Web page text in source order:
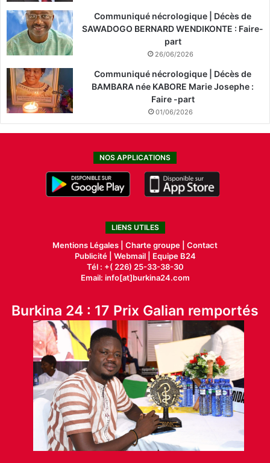
Communiqué nécrologique | Décès de
SAWADOGO BERNARD WENDIKONTE : Faire-
part
26/06/2026
Communiqué nécrologique | Décès de
BAMBARA née KABORE Marie Josephe :
Faire -part
01/06/2026
NOS APPLICATIONS
LIENS UTILES
Mentions Légales | Charte groupe | Contact
Publicité| Webmail |
Equipe B24
Tél : +( 226) 25-33-38-30
Email: info[at]burkina24.com
Burkina 24 : 17 Prix Galian remportés